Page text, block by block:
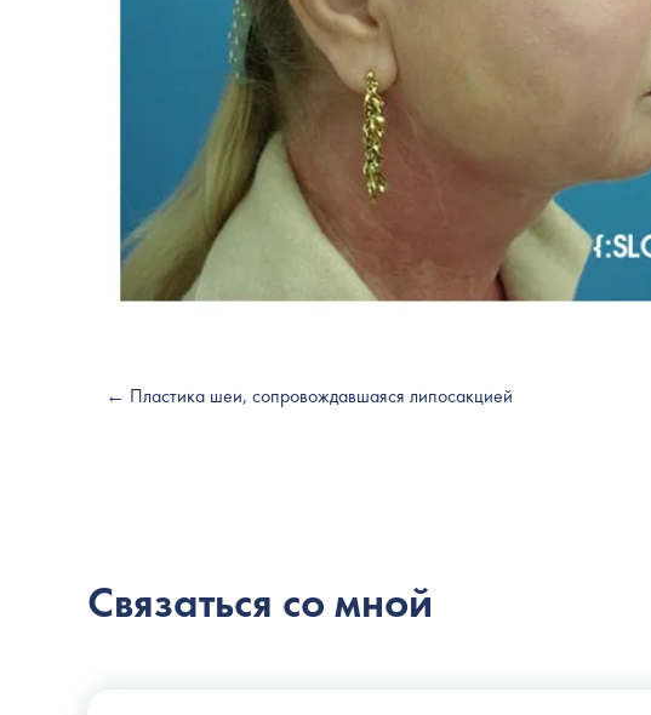
← Пластика шеи, сопровождавшаяся липосакцией
Связаться со мной